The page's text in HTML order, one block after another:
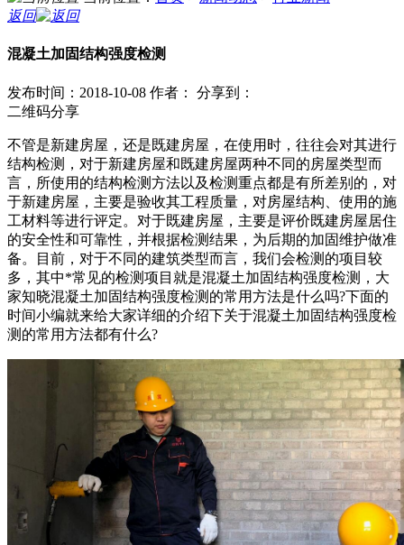
返回
混凝土加固结构强度检测
发布时间：2018-10-08 作者：
分享到：
二维码分享
不管是新建房屋，还是既建房屋，在使用时，往往会对其进行
结构检测，对于新建房屋和既建房屋两种不同的房屋类型而
言，所使用的结构检测方法以及检测重点都是有所差别的，对
于新建房屋，主要是验收其工程质量，对房屋结构、使用的施
工材料等进行评定。对于既建房屋，主要是评价既建房屋居住
的安全性和可靠性，并根据检测结果，为后期的加固维护做准
备。目前，对于不同的建筑类型而言，我们会检测的项目较
多，其中*常见的检测项目就是混凝土加固结构强度检测，大
家知晓混凝土加固结构强度检测的常用方法是什么吗?下面的
时间小编就来给大家详细的介绍下关于混凝土加固结构强度检
测的常用方法都有什么?